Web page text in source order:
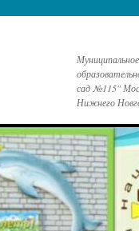
сад №115"
Нижнего